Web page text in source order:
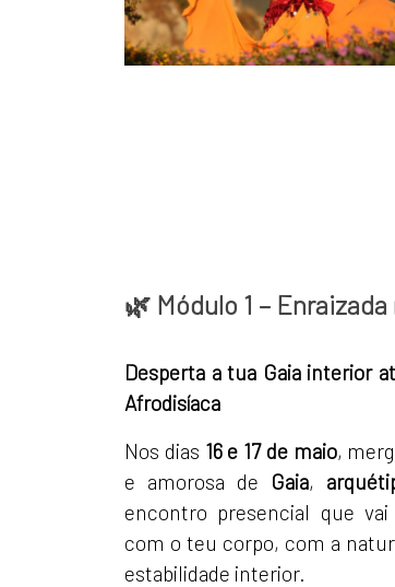
🌿 Módulo 1 –
Desperta a tua Gaia interior
Afrodisíaca
Nos dias 16 e 17 de maio,
e amorosa de Gaia,
encontro presencial que
com o teu corpo, com a
estabilidade interior.